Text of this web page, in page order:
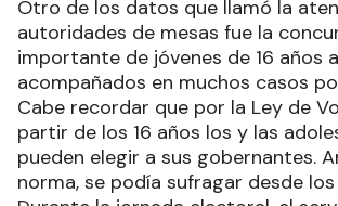
Otro de los datos que llamó la
autoridades de mesas fue la
importante de jóvenes de 16 años
acompañados en muchos casos
Cabe recordar que por la Ley de
partir de los 16 años los y las
pueden elegir a sus gobernantes.
norma, se podía sufragar desde los